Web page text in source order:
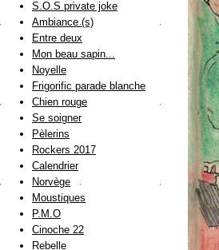
S.O.S private joke
Ambiance (s)
Entre deux
Mon beau sapin...
Noyelle
Frigorific parade blanche
Chien rouge
Se soigner
Pèlerins
Rockers 2017
Calendrier
Norvège
Moustiques
P.M.O
Cinoche 22
Rebelle